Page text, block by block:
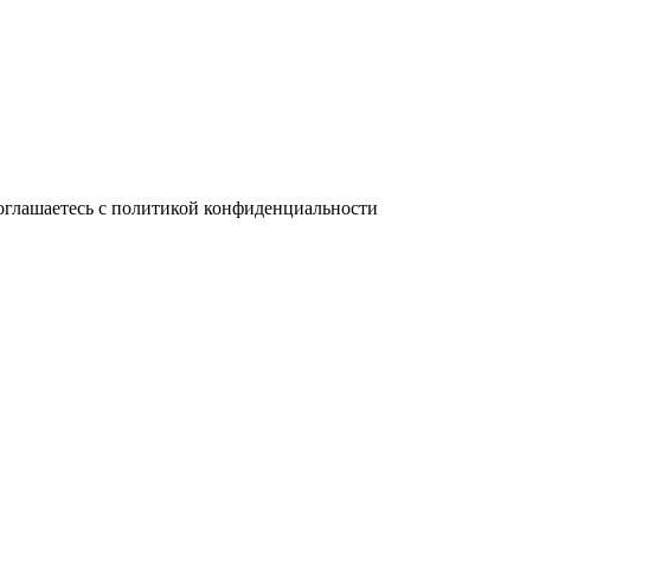
с политикой конфиденциальности